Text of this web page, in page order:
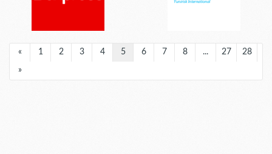
« 1 2 3 4 5 6 7 8 ... 27 28
»